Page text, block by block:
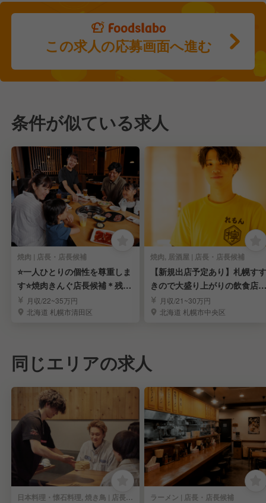
この求人の応募画面へ進む
条件が似ている求人
焼肉 | 店長・店長候補
⭐️一人ひとりの個性を尊重しま
す⭐️焼肉きんぐ店長候補＊残業
代別＊手当充実
月収/22~35万円
北海道 札幌市清田区
焼肉, 居酒屋 | 店長・店長候補
【新規出店予定あり】札幌すす
きので大盛り上がりの飲食店で
店長を目指す！
月収/21~30万円
北海道 札幌市中央区
同じエリアの求人
日本料理・懐石料理, 焼き鳥 | 店長・店長候補 ラーメン | 店長・店長候補